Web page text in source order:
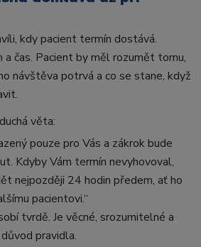
kdy pacient termín dostává.
čas. Pacient by měl rozumět tomu,
návštěva potrvá a co se stane, když
věta:
pouze pro Vás a zákrok bude
Kdyby Vám termín nevyhovoval,
nejpozději 24 hodin předem, ať ho
pacientovi.“
tvrdě. Je věcné, srozumitelné a
pravidla.